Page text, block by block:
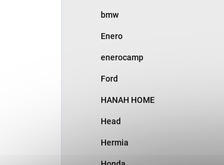
bmw
Enero
enerocamp
Ford
HANAH HOME
Head
Hermia